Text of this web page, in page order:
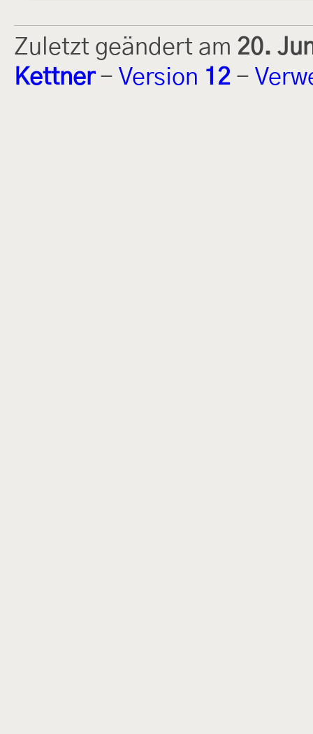
Zuletzt geändert am 20.
Kettner- Version 12 -